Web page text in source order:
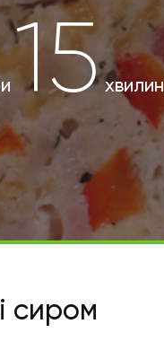
15хвилин
сиром